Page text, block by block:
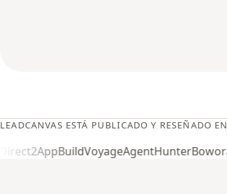
LEADCANVAS ESTÁ PUBLICADO Y RESEÑADO EN
BuildVoyageAgentHunterBowora